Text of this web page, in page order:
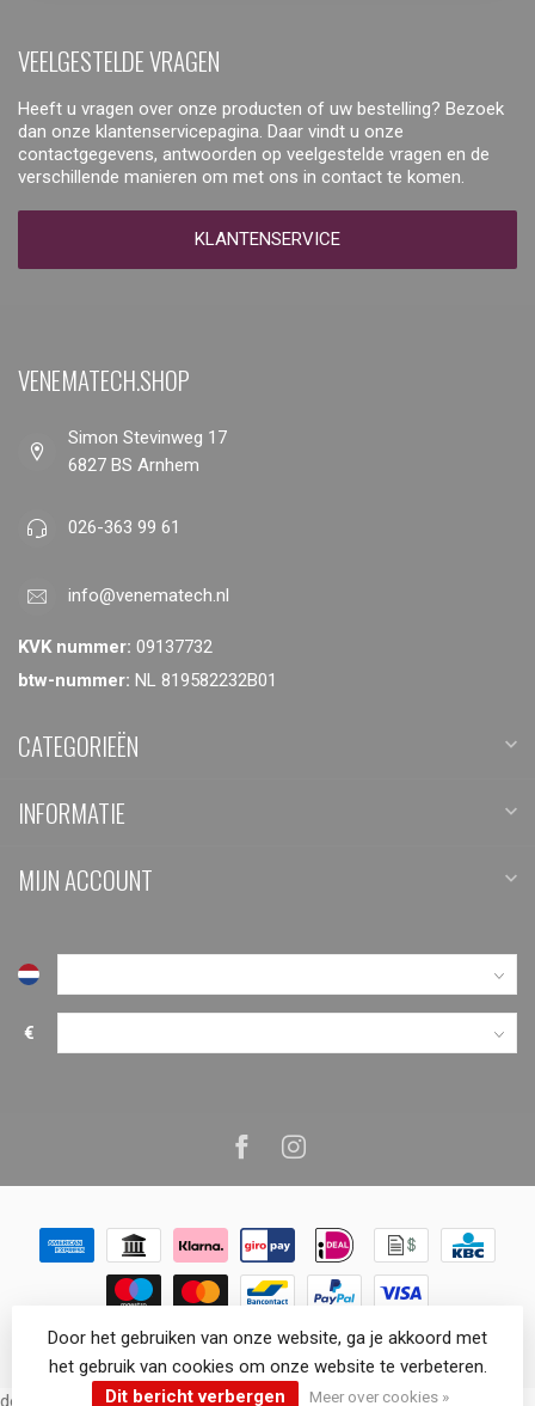
VEELGESTELDE VRAGEN
Heeft u vragen over onze producten of uw bestelling? Bezoek
dan onze klantenservicepagina. Daar vindt u onze
contactgegevens, antwoorden op veelgestelde vragen en de
verschillende manieren om met ons in contact te komen.
KLANTENSERVICE
VENEMATECH.SHOP
Simon Stevinweg 17
6827 BS Arnhem
026-363 99 61
info@venematech.nl
KVK nummer: 09137732
btw-nummer: NL 819582232B01
CATEGORIEËN
INFORMATIE
MIJN ACCOUNT
€
© Copyright 2026 VenemaTech.shop
document.addEventListener('doofinder.cart.add', function(event) {
Door het gebruiken van onze website, ga je akkoord met
het gebruik van cookies om onze website te verbeteren.
Dit bericht verbergen
Meer over cookies »